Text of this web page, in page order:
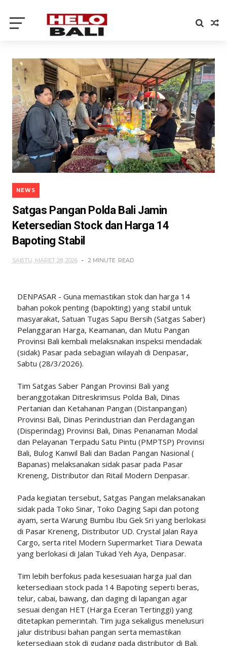
NEWS
Satgas Pangan Polda Bali Jamin
Ketersedian Stock dan Harga 14
Bapoting Stabil
SABTU, MARET 28, 2026 2 MINUTE READ
DENPASAR - Guna memastikan stok dan harga 14
bahan pokok penting (bapokting) yang stabil untuk
masyarakat, Satuan Tugas Sapu Bersih (Satgas Saber)
Pelanggaran Harga, Keamanan, dan Mutu Pangan
Provinsi Bali kembali melaksnakan inspeksi mendadak
(sidak) Pasar pada sebagian wilayah di Denpasar,
Sabtu (28/3/2026).
Tim Satgas Saber Pangan Provinsi Bali yang
beranggotakan Ditreskrimsus Polda Bali, Dinas
Pertanian dan Ketahanan Pangan (Distanpangan)
Provinsi Bali, Dinas Perindustrian dan Perdagangan
(Disperindag) Provinsi Bali, Dinas Penanaman Modal
dan Pelayanan Terpadu Satu Pintu (PMPTSP) Provinsi
Bali, Bulog Kanwil Bali dan Badan Pangan Nasional (
Bapanas) melaksanakan sidak pasar pada Pasar
Kreneng, Distributor dan Ritail Modern Denpasar.
Pada kegiatan tersebut, Satgas Pangan melaksanakan
sidak pada Toko Sinar, Toko Daging Sapi dan potong
ayam, serta Warung Bumbu Ibu Gek Sri yang berlokasi
di Pasar Kreneng, Distributor UD. Crystal Jalan Raya
Cargo, serta ritel Modern Supermarket Tiara Dewata
yang berlokasi di Jalan Tukad Yeh Aya, Denpasar.
Tim lebih berfokus pada kesesuaian harga jual dan
ketersediaan stock pada 14 Bapoting seperti beras,
telur, cabai, bawang, dan daging di lapangan agar
sesuai dengan HET (Harga Eceran Tertinggi) yang
ditetapkan pemerintah. Tim juga sekaligus menelusuri
jalur distribusi bahan pangan serta memastikan
ketersediaan stok di gudang pada distributor di Bali.